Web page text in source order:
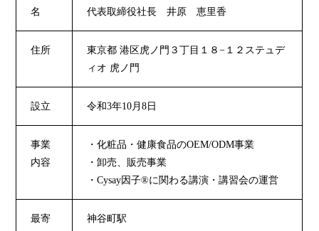
名
代表取締役社長 井原 恵里香
住所
東京都 港区虎ノ門３丁目１８−１２ステュデ
ィオ 虎ノ門
設立 令和3年10月8日
事業
内容
・化粧品・健康食品のOEM/ODM事業
・卸売、販売事業
・Cysay因子®に関わる講演・講習会の運営
最寄 神谷町駅